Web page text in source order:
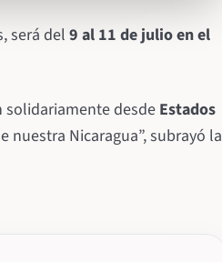
será del 9 al 11 de julio en el
solidariamente desde Estados
Nicaragua”, subrayó la